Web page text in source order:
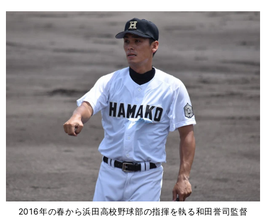
2016年の春から浜田高校野球部の指揮を執る和田誉司監督